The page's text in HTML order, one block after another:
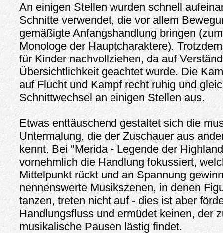
An einigen Stellen wurden schnell
Schnitte verwendet, die vor allem
gemäßigte Anfangshandlung bringen
Monologe der Hauptcharaktere).
für Kinder nachvollziehen, da auf
Übersichtlichkeit geachtet wurde. Die
auf Flucht und Kampf recht ruhig und
Schnittwechsel an einigen Stellen aus.
Etwas enttäuschend gestaltet sich die
Untermalung, die der Zuschauer aus
kennt. Bei "Merida - Legende der
vornehmlich die Handlung fokussiert,
Mittelpunkt rückt und an Spannung
nennenswerte Musikszenen, in denen
tanzen, treten nicht auf - dies ist aber
Handlungsfluss und ermüdet keinen, der
musikalische Pausen lästig findet.